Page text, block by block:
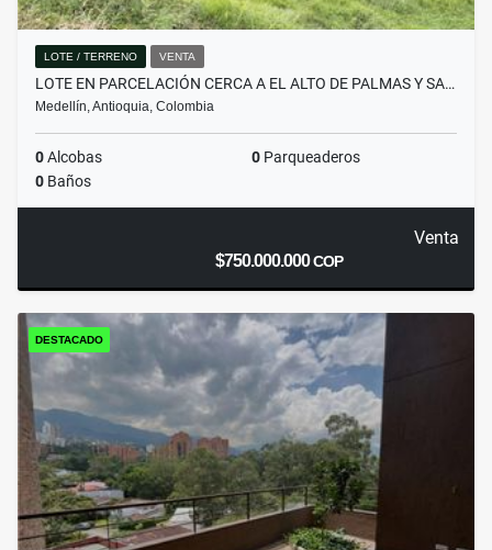
LOTE / TERRENO VENTA
LOTE EN PARCELACIÓN CERCA A EL ALTO DE PALMAS Y SA…
Medellín, Antioquia, Colombia
0Alcobas 0 Parqueaderos
0 Baños
Venta
$750.000.000COP
DESTACADO